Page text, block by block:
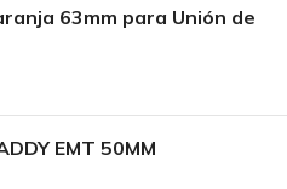
63mm para Unión de
EMT 50MM